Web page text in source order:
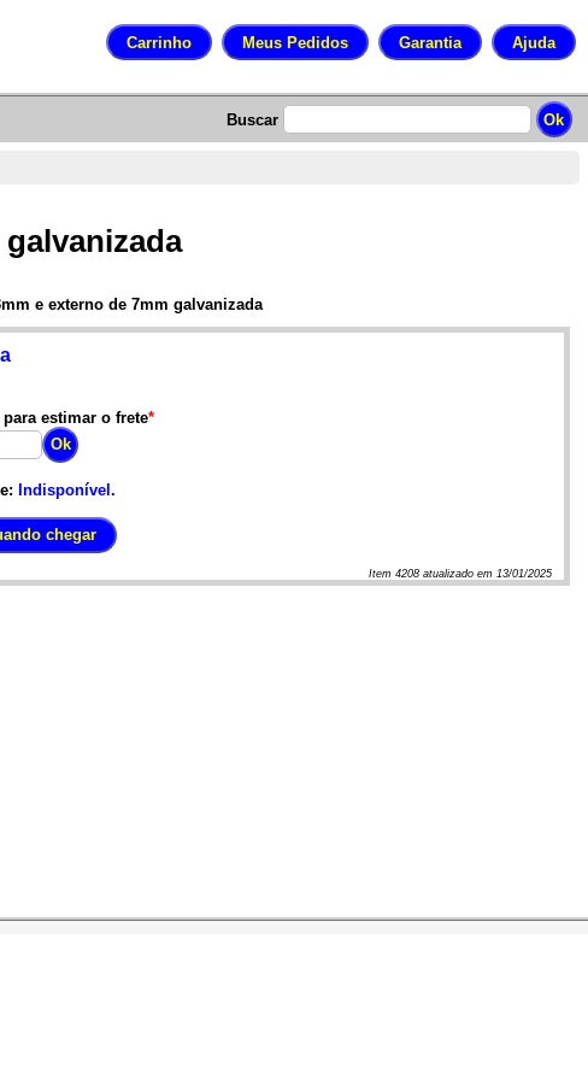
Buscar
e externo de 7mm galvanizada
estimar o frete*
Indisponível.
Item4208 atualizado em 13/01/2025